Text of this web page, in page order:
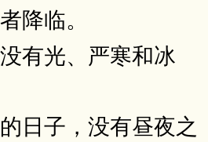
降临。
有光、严寒和冰
日子，没有昼夜之